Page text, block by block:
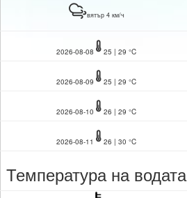
вятър 4 км/ч
2026-08-08 25 | 29 °C
2026-08-09 25 | 29 °C
2026-08-10 26 | 29 °C
2026-08-11 26 | 30 °C
Температура на водата